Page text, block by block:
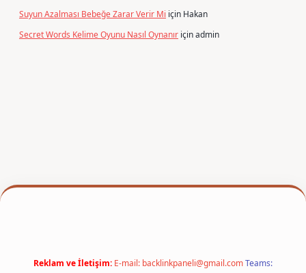
Suyun Azalması Bebeğe Zarar Verir Mi için Hakan
Secret Words Kelime Oyunu Nasıl Oynanır içinadmin
Reklam ve İletişim: E-mail: backlinkpaneli@gmail.comTeams: